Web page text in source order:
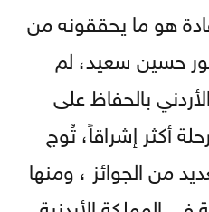
هو ما يحققونه من
حسين سعيد، لم
بالحفاظ على
أكثر إشراقاً، تُوج
من الجوائز ، ومنها